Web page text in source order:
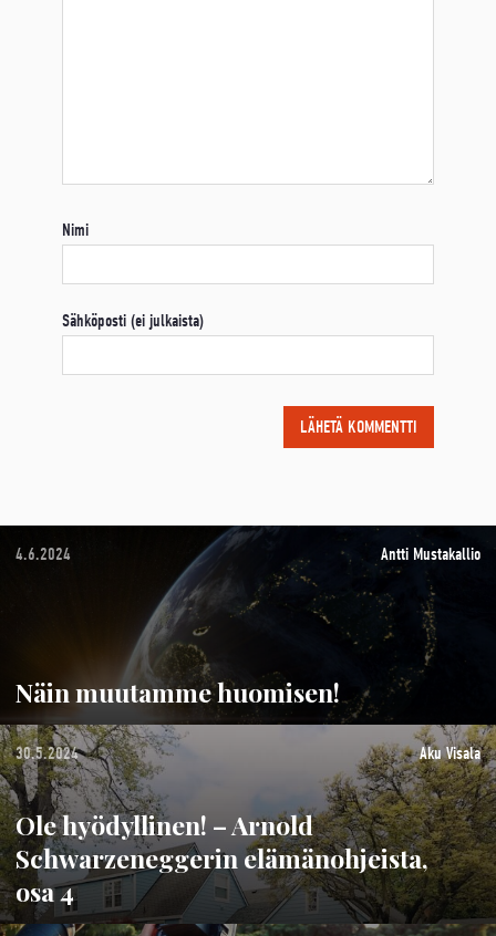
Nimi
Sähköposti (ei julkaista)
4.6.2024 Antti Mustakallio
Näin muutamme huomisen!
30.5.2024 Aku Visala
Ole hyödyllinen! – Arnold
Schwarzeneggerin elämänohjeista,
osa 4